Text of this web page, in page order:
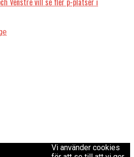
Vi använder cookies